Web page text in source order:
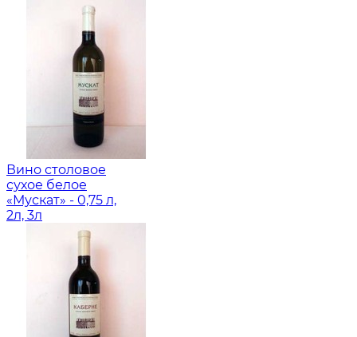
Вино столовое
сухое белое
«Мускат» - 0,75 л,
2л, 3л